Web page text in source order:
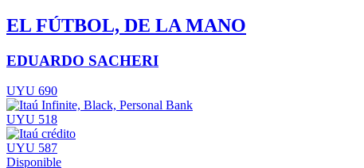
EL FÚTBOL, DE LA MANO
EDUARDO SACHERI
UYU 690
UYU 518
UYU 587
Disponible